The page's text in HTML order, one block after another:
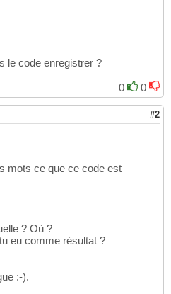
une année.",
{F4}"
'*** Pour
=
& ctl.Column
le code enregistrer ?
0
0
#2
mots ce que ce code est
? Où ?
eu comme résultat ?
:-).